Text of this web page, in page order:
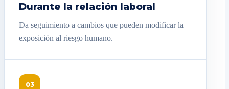
Durante la relación laboral
Da seguimiento a cambios que pueden modificar la
exposición al riesgo humano.
03